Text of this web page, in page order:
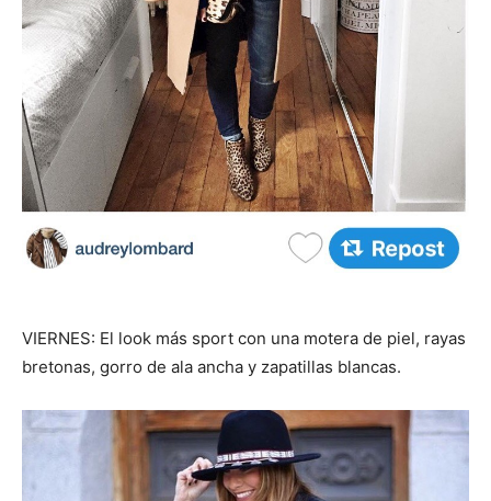
VIERNES: El look más sport con una motera de piel, rayas
bretonas, gorro de ala ancha y zapatillas blancas.